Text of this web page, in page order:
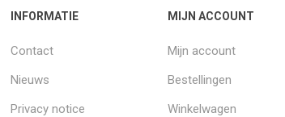
INFORMATIE
Contact
Nieuws
Privacy notice
MIJN ACCOUNT
Mijn account
Bestellingen
Winkelwagen